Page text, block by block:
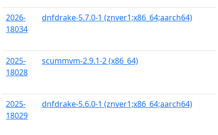
2026-
18034
dnfdrake-5.7.0-1 (znver1;x86_64;aarch64)
2025-
18028
scummvm-2.9.1-2 (x86_64)
2025-
18029
dnfdrake-5.6.0-1 (znver1;x86_64;aarch64)